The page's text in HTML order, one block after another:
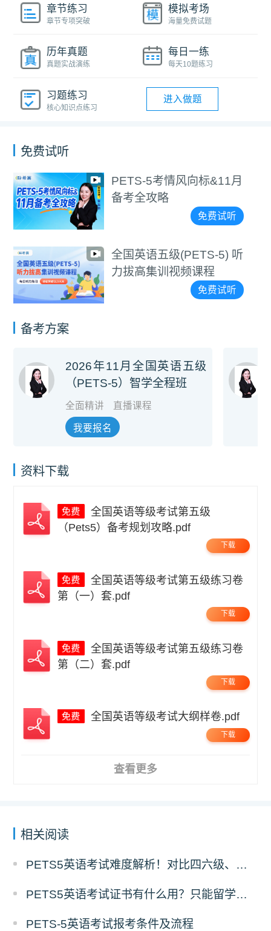
章节练习
章节专项突破
模拟考场
海量免费试题
历年真题
真题实战演练
每日一练
每天10题练习
习题练习
核心知识点练习
进入做题
免费试听
PETS-5考情风向标&11月
备考全攻略
免费试听
全国英语五级(PETS-5) 听
力拔高集训视频课程
免费试听
备考方案
2026年11月全国英语五级
（PETS-5）智学全程班
全面精讲 直播课程
我要报名
资料下载
全国英语等级考试第五级
（Pets5）备考规划攻略.pdf
下载
全国英语等级考试第五级练习卷
第（一）套.pdf
下载
全国英语等级考试第五级练习卷
第（二）套.pdf
下载
全国英语等级考试大纲样卷.pdf
下载
查看更多
相关阅读
PETS5英语考试难度解析！对比四六级、考研英语
PETS5英语考试证书有什么用？只能留学吗？
PETS-5英语考试报考条件及流程